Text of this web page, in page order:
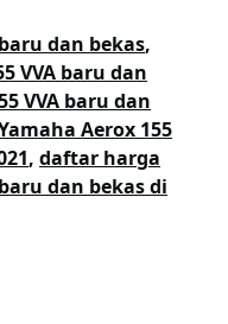
dan bekas,
VVA baru dan
VVA baru dan
Aerox 155
, daftar harga
dan bekas di